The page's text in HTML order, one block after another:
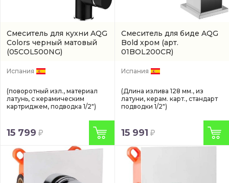
Смеситель для кухни AQG
Colors черный матовый
(05COL500NG)
Испания
(поворотный изл., материал
латунь, с керамическим
картриджем, подводка 1/2")
15 799
Смеситель для биде AQG
Bold хром (арт.
01BOL200CR)
Испания
(Длина излива 128 мм., из
латуни, керам. карт., стандарт
подводки 1/2")
15 991